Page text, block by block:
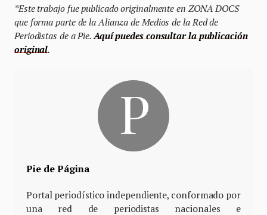
*Este trabajo fue publicado originalmente en ZONA DOCS
que forma parte de la Alianza de Medios de la Red de
Periodistas de a Pie. Aquí puedes consultar la publicación
original.
Pie de Página
Portal periodístico independiente, conformado por
una red de periodistas nacionales e